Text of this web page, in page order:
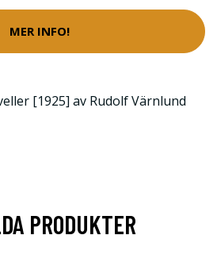
MER INFO!
[1925] av Rudolf Värnlund
PRODUKTER